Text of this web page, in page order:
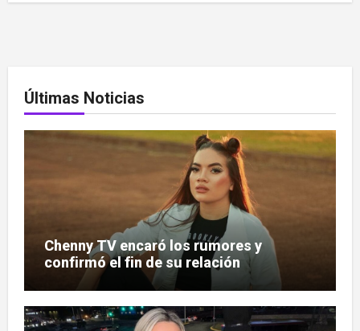
Últimas Noticias
Chenny TV encaró los rumores y
confirmó el fin de su relación